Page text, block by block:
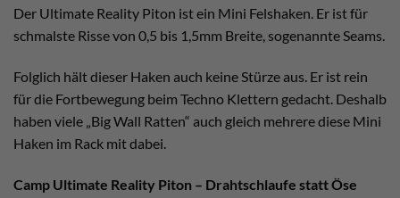
Der Ultimate Reality Piton ist ein Mini Felshaken. Er ist für
schmalste Risse von 0,5 bis 1,5mm Breite, sogenannte Seams.
Folglich hält dieser Haken auch keine Stürze aus. Er ist rein
für die Fortbewegung beim Techno Klettern gedacht. Deshalb
haben viele „Big Wall Ratten“ auch gleich mehrere diese Mini
Haken im Rack mit dabei.
Camp Ultimate Reality Piton – Drahtschlaufe statt Öse